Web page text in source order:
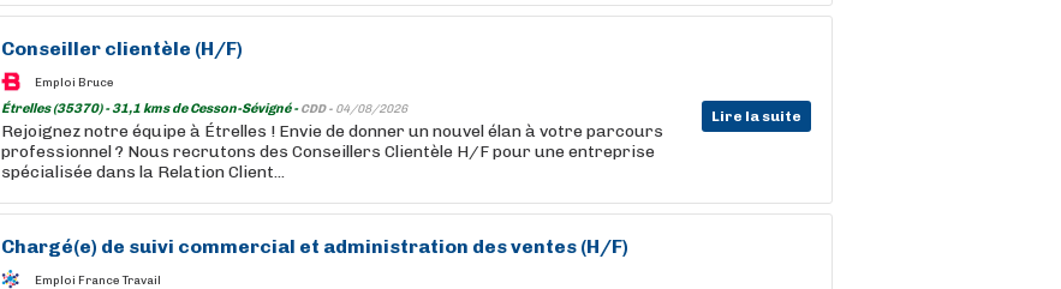
Conseiller clientèle (H/F)
Emploi Bruce
Étrelles (35370) - 31,1 kms de Cesson-Sévigné -CDD - 04/08/2026 Lire la suite
Rejoignez notre équipe à Étrelles ! Envie de donner un nouvel élan à votre parcours
professionnel ? Nous recrutons des Conseillers Clientèle H/F pour une entreprise
spécialisée dans la Relation Client...
Chargé(e) de suivi commercial et administration des ventes (H/F)
Emploi France Travail